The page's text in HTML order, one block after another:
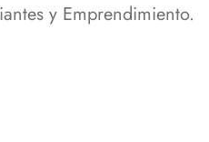
y Emprendimiento.